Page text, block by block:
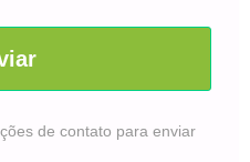
de contato para enviar